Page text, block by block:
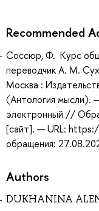
Recommended
Соссюр, Ф. Курс
переводчик А. М.
Москва :
(Антология мысли).
электронный //
[сайт]. — URL:
обращения:
Authors
DUKHANINA